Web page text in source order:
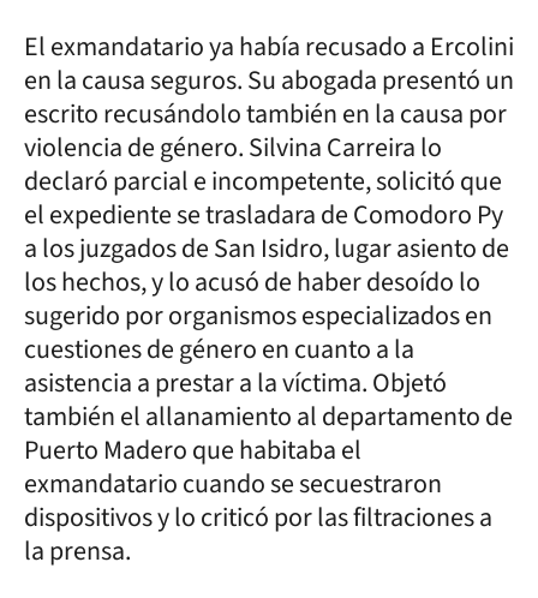
El exmandatario ya había recusado a Ercolini
en la causa seguros. Su abogada presentó un
escrito recusándolo también en la causa por
violencia de género. Silvina Carreira lo
declaró parcial e incompetente, solicitó que
el expediente se trasladara de Comodoro Py
a los juzgados de San Isidro, lugar asiento de
los hechos, y lo acusó de haber desoído lo
sugerido por organismos especializados en
cuestiones de género en cuanto a la
asistencia a prestar a la víctima. Objetó
también el allanamiento al departamento de
Puerto Madero que habitaba el
exmandatario cuando se secuestraron
dispositivos y lo criticó por las filtraciones a
la prensa.